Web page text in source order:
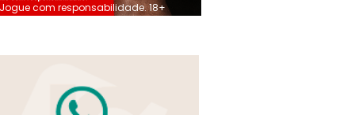
Jogue com responsabilidade. 18+